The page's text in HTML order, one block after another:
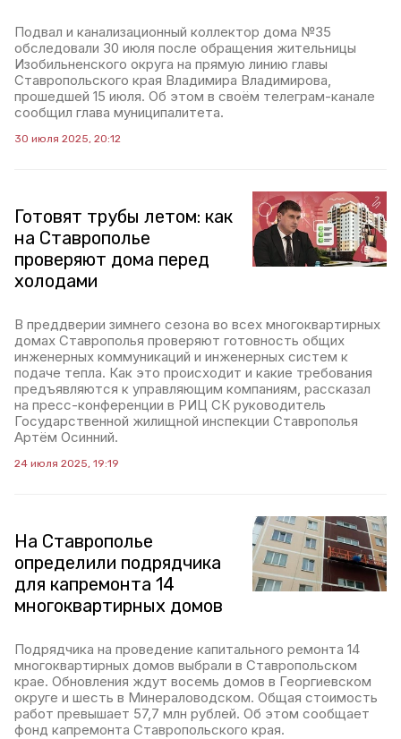
Подвал и канализационный коллектор дома №35
обследовали 30 июля после обращения жительницы
Изобильненского округа на прямую линию главы
Ставропольского края Владимира Владимирова,
прошедшей 15 июля. Об этом в своём телеграм-канале
сообщил глава муниципалитета.
30 июля 2025, 20:12
Готовят трубы летом: как
на Ставрополье
проверяют дома перед
холодами
В преддверии зимнего сезона во всех многоквартирных
домах Ставрополья проверяют готовность общих
инженерных коммуникаций и инженерных систем к
подаче тепла. Как это происходит и какие требования
предъявляются к управляющим компаниям, рассказал
на пресс-конференции в РИЦ СК руководитель
Государственной жилищной инспекции Ставрополья
Артём Осинний.
24 июля 2025, 19:19
На Ставрополье
определили подрядчика
для капремонта 14
многоквартирных домов
Подрядчика на проведение капитального ремонта 14
многоквартирных домов выбрали в Ставропольском
крае. Обновления ждут восемь домов в Георгиевском
округе и шесть в Минераловодском. Общая стоимость
работ превышает 57,7 млн рублей. Об этом сообщает
фонд капремонта Ставропольского края.